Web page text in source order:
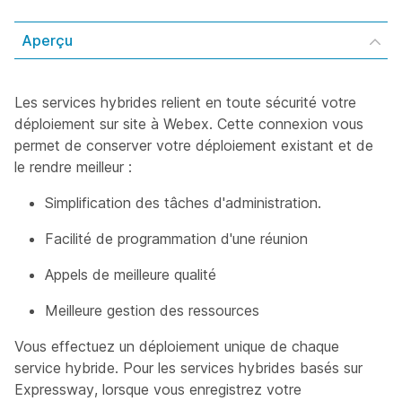
Aperçu
Les services hybrides relient en toute sécurité votre
déploiement sur site à Webex. Cette connexion vous
permet de conserver votre déploiement existant et de
le rendre meilleur :
Simplification des tâches d'administration.
Facilité de programmation d'une réunion
Appels de meilleure qualité
Meilleure gestion des ressources
Vous effectuez un déploiement unique de chaque
service hybride. Pour les services hybrides basés sur
Expressway, lorsque vous enregistrez votre